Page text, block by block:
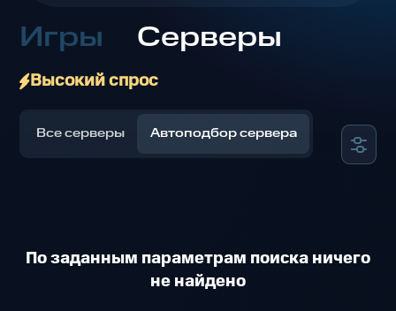
Игры Серверы
Высокий спрос
Все серверы Автоподбор сервера
По заданным параметрам поиска ничего
не найдено